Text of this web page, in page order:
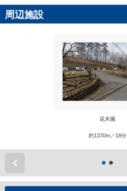
周辺施設
花木園
約1370m／18分